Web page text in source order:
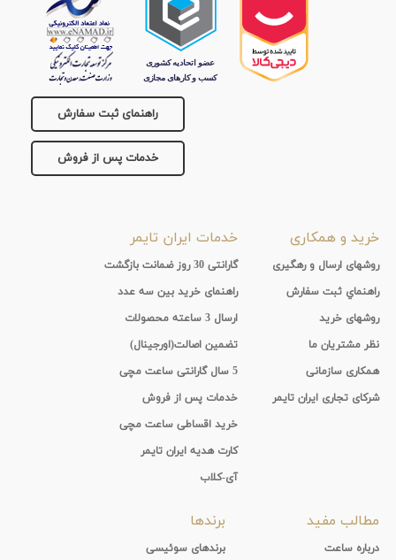
راهنمای ثبت سفارش
خدمات پس از فروش
خرید و همکاری
روشهای ارسال و رهگیری
راهنماي ثبت سفارش
روشهای خرید
نظر مشتریان ما
همکاری سازمانی
شرکای تجاری ایران تایمر
خدمات ایران تایمر
گارانتی 30 روز ضمانت بازگشت
راهنمای خرید بین سه عدد
ارسال 3 ساعته محصولات
تضمین اصالت(اورجینال)
5 سال گارانتی ساعت مچی
خدمات پس از فروش
خرید اقساطی ساعت مچی
کارت هدیه ایران تایمر
آی-کلاب
مطالب مفید
درباره ساعت
برندها
برندهای سوئیسی